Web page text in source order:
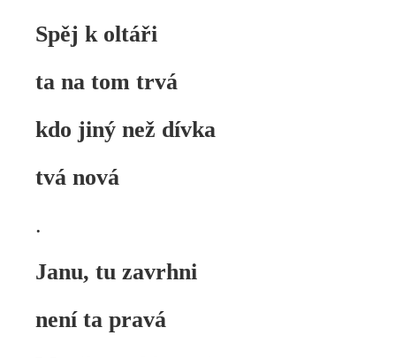
Spěj k oltáři
ta na tom trvá
kdo jiný než dívka
tvá nová
.
Janu, tu zavrhni
není ta pravá